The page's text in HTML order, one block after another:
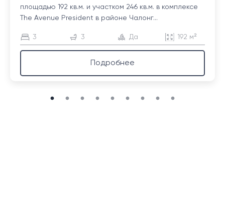
площадью 192 кв.м. и участком 246 кв.м. в комплексе
The Avenue President в районе Чалонг...
3 3 Да 192 м²
Подробнее